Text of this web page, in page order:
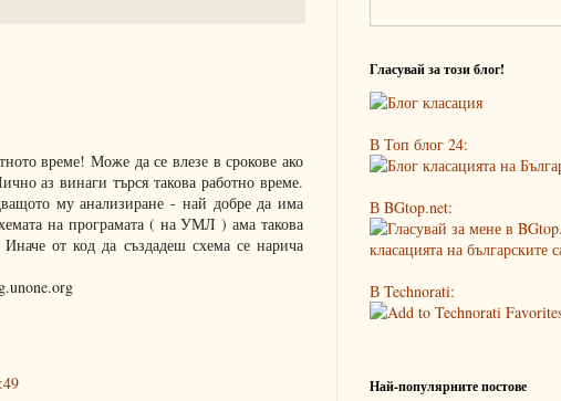
време! Може да се влезе в срокове ако
аз винаги търся такова работно време.
му анализиране - най добре да има
на програмата ( на УМЛ ) ама такова
от код да създадеш схема се нарича
Гласувай за този блог!
В Топ блог 24:
В BGtop.net:
В Technorati:
Най-популярните постове